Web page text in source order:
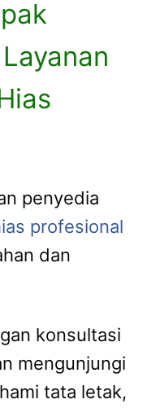
penyedia
profesional
dan
konsultasi
mengunjungi
tata letak,